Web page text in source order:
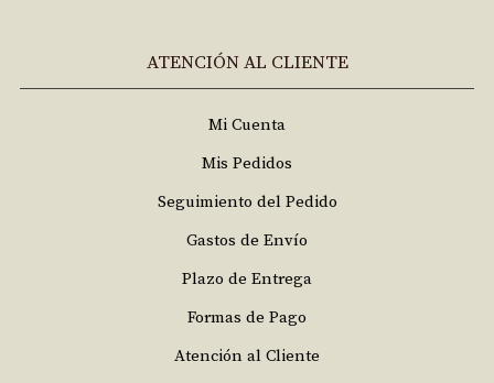
ATENCIÓN AL CLIENTE
Mi Cuenta
Mis Pedidos
Seguimiento del Pedido
Gastos de Envío
Plazo de Entrega
Formas de Pago
Atención al Cliente